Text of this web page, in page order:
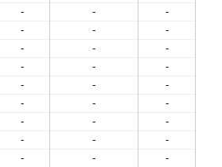
- -
-
- -
-
- -
-
- -
-
- -
-
- -
-
- -
-
- -
-
- - -